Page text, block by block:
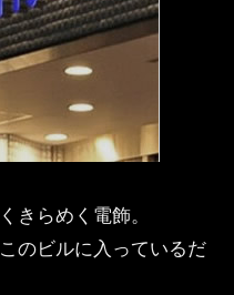
きらめく電飾。
のビルに入っているだ